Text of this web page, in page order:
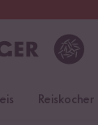
Reiskocher